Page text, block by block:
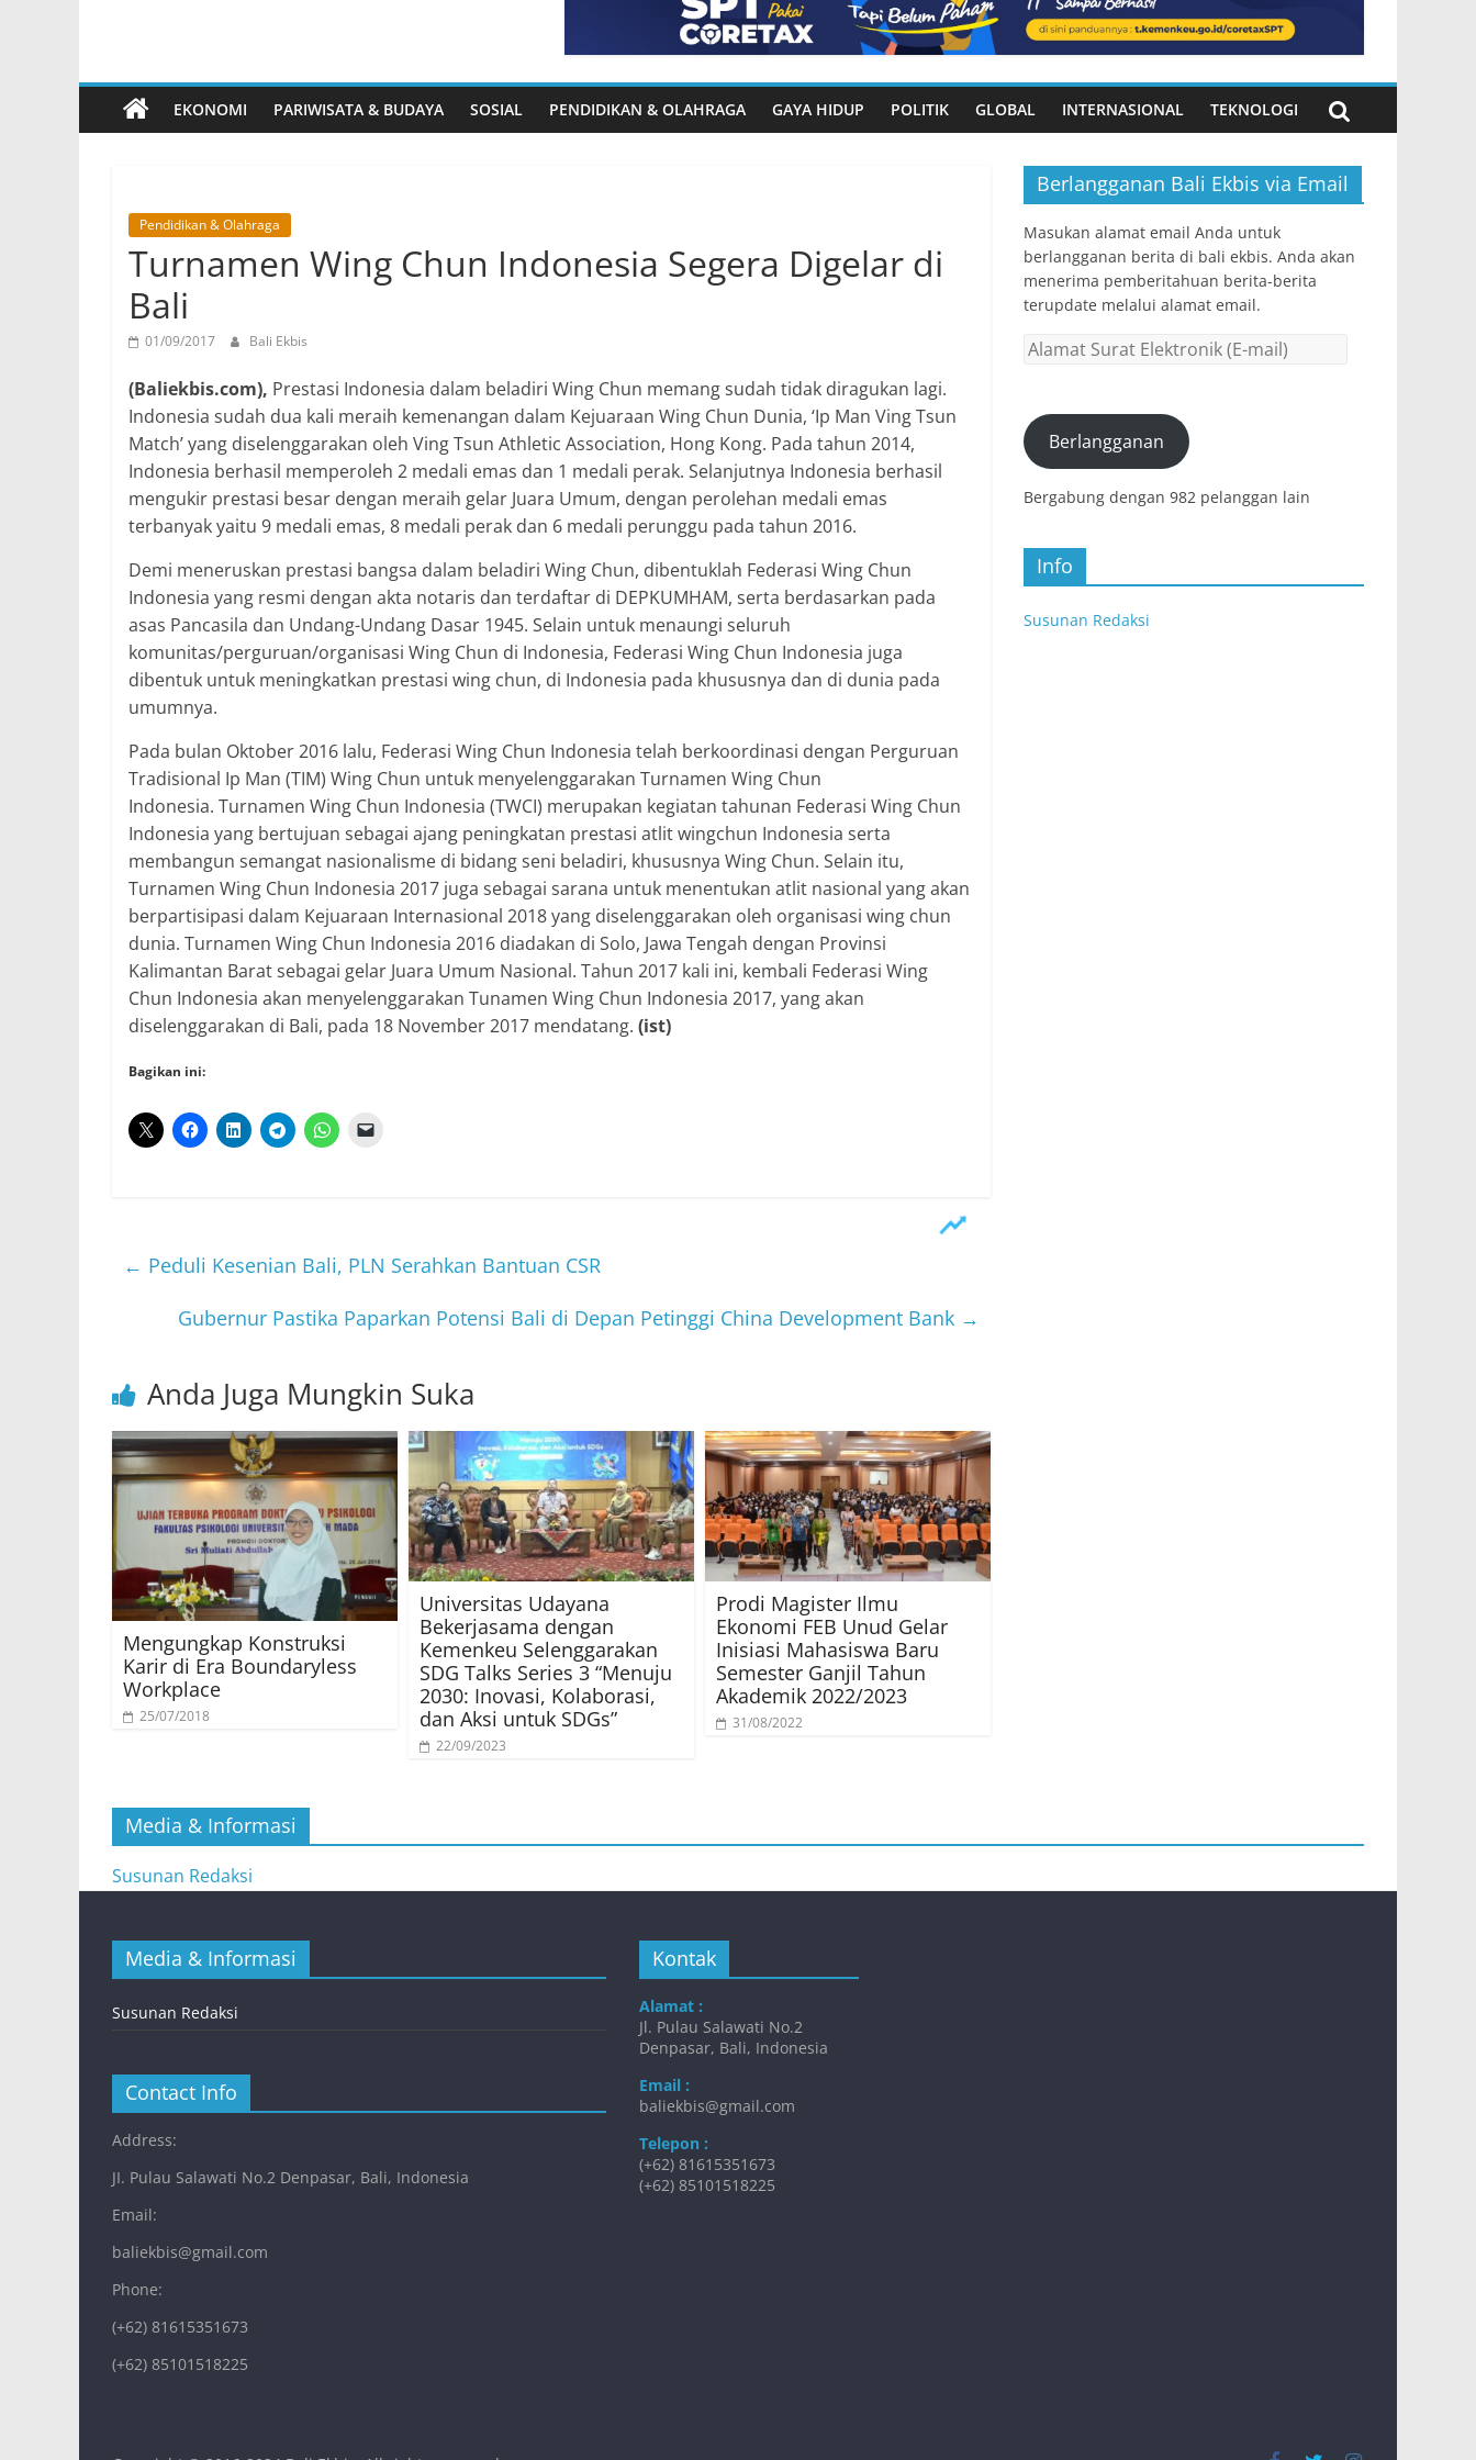
EKONOMI PARIWISATA & BUDAYA SOSIAL PENDIDIKAN & OLAHRAGA GAYA HIDUP POLITIK GLOBAL INTERNASIONAL TEKNOLOGI
Pendidikan & Olahraga
Turnamen Wing Chun Indonesia Segera Digelar di
Bali
01/09/2017 Bali Ekbis
(Baliekbis.com), Prestasi Indonesia dalam beladiri Wing Chun memang sudah tidak diragukan lagi.
Indonesia sudah dua kali meraih kemenangan dalam Kejuaraan Wing Chun Dunia, ‘Ip Man Ving Tsun
Match’ yang diselenggarakan oleh Ving Tsun Athletic Association, Hong Kong. Pada tahun 2014,
Indonesia berhasil memperoleh 2 medali emas dan 1 medali perak. Selanjutnya Indonesia berhasil
mengukir prestasi besar dengan meraih gelar Juara Umum, dengan perolehan medali emas
terbanyak yaitu 9 medali emas, 8 medali perak dan 6 medali perunggu pada tahun 2016.
Demi meneruskan prestasi bangsa dalam beladiri Wing Chun, dibentuklah Federasi Wing Chun
Indonesia yang resmi dengan akta notaris dan terdaftar di DEPKUMHAM, serta berdasarkan pada
asas Pancasila dan Undang-Undang Dasar 1945. Selain untuk menaungi seluruh
komunitas/perguruan/organisasi Wing Chun di Indonesia, Federasi Wing Chun Indonesia juga
dibentuk untuk meningkatkan prestasi wing chun, di Indonesia pada khususnya dan di dunia pada
umumnya.
Pada bulan Oktober 2016 lalu, Federasi Wing Chun Indonesia telah berkoordinasi dengan Perguruan
Tradisional Ip Man (TIM) Wing Chun untuk menyelenggarakan Turnamen Wing Chun
Indonesia. Turnamen Wing Chun Indonesia (TWCI) merupakan kegiatan tahunan Federasi Wing Chun
Indonesia yang bertujuan sebagai ajang peningkatan prestasi atlit wingchun Indonesia serta
membangun semangat nasionalisme di bidang seni beladiri, khususnya Wing Chun. Selain itu,
Turnamen Wing Chun Indonesia 2017 juga sebagai sarana untuk menentukan atlit nasional yang akan
berpartisipasi dalam Kejuaraan Internasional 2018 yang diselenggarakan oleh organisasi wing chun
dunia. Turnamen Wing Chun Indonesia 2016 diadakan di Solo, Jawa Tengah dengan Provinsi
Kalimantan Barat sebagai gelar Juara Umum Nasional. Tahun 2017 kali ini, kembali Federasi Wing
Chun Indonesia akan menyelenggarakan Tunamen Wing Chun Indonesia 2017, yang akan
diselenggarakan di Bali, pada 18 November 2017 mendatang. (ist)
Bagikan ini:
← Peduli Kesenian Bali, PLN Serahkan Bantuan CSR
Gubernur Pastika Paparkan Potensi Bali di Depan Petinggi China Development Bank →
Anda Juga Mungkin Suka
Mengungkap Konstruksi
Karir di Era Boundaryless
Workplace
25/07/2018
Universitas Udayana
Bekerjasama dengan
Kemenkeu Selenggarakan
SDG Talks Series 3 “Menuju
2030: Inovasi, Kolaborasi,
dan Aksi untuk SDGs”
22/09/2023
Prodi Magister Ilmu
Ekonomi FEB Unud Gelar
Inisiasi Mahasiswa Baru
Semester Ganjil Tahun
Akademik 2022/2023
31/08/2022
Berlangganan Bali Ekbis via Email
Masukan alamat email Anda untuk
berlangganan berita di bali ekbis. Anda akan
menerima pemberitahuan berita-berita
terupdate melalui alamat email.
Alamat
(E-
mail)Berlangganan
Bergabung dengan 982 pelanggan lain
Info
Susunan Redaksi
Media & Informasi
Susunan Redaksi
Media & Informasi
Susunan Redaksi
Contact Info
Address:
JI. Pulau Salawati No.2 Denpasar, Bali, Indonesia
Email:
baliekbis@gmail.com
Phone:
(+62) 81615351673
(+62) 85101518225
Kontak
Alamat :
Jl. Pulau Salawati No.2
Denpasar, Bali, Indonesia
Email :
baliekbis@gmail.com
Telepon :
(+62) 81615351673
(+62) 85101518225